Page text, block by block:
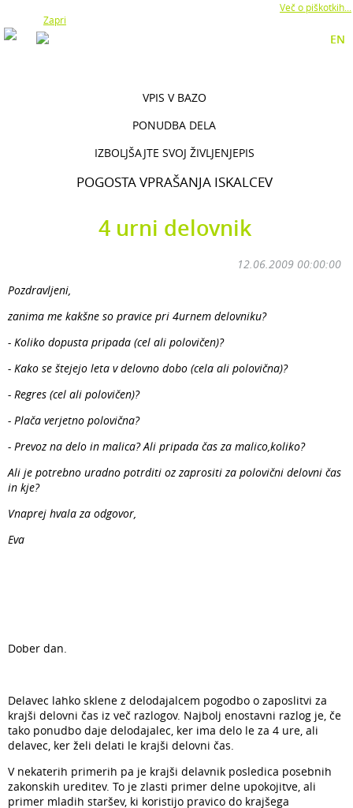
Več o piškotkih...
Zapri
EN
VPIS V BAZO
PONUDBA DELA
IZBOLJŠAJTE SVOJ ŽIVLJENJEPIS
POGOSTA VPRAŠANJA ISKALCEV
4 urni delovnik
12.06.2009 00:00:00
Pozdravljeni,
zanima me kakšne so pravice pri 4urnem delovniku?
- Koliko dopusta pripada (cel ali polovičen)?
- Kako se štejejo leta v delovno dobo (cela ali polovična)?
- Regres (cel ali polovičen)?
- Plača verjetno polovična?
- Prevoz na delo in malica? Ali pripada čas za malico,koliko?
Ali je potrebno uradno potrditi oz zaprositi za polovični delovni čas
in kje?
Vnaprej hvala za odgovor,
Eva
Dober dan.
Delavec lahko sklene z delodajalcem pogodbo o zaposlitvi za
krajši delovni čas iz več razlogov. Najbolj enostavni razlog je, če
tako ponudbo daje delodajalec, ker ima delo le za 4 ure, ali
delavec, ker želi delati le krajši delovni čas.
V nekaterih primerih pa je krajši delavnik posledica posebnih
zakonskih ureditev. To je zlasti primer delne upokojitve, ali
primer mladih staršev, ki koristijo pravico do krajšega